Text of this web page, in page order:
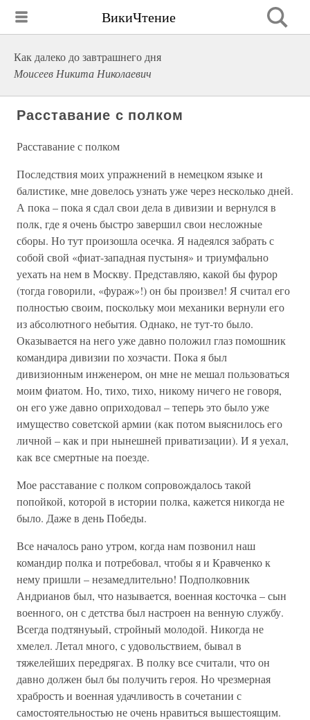
ВикиЧтение
Как далеко до завтрашнего дня
Моисеев Никита Николаевич
Расставание с полком
Расставание с полком
Последствия моих упражнений в немецком языке и
балистике, мне довелось узнать уже через несколько дней.
А пока – пока я сдал свои дела в дивизии и вернулся в
полк, где я очень быстро завершил свои несложные
сборы. Но тут произошла осечка. Я надеялся забрать с
собой свой «фиат-западная пустыня» и триумфально
уехать на нем в Москву. Представляю, какой бы фурор
(тогда говорили, «фураж»!) он бы произвел! Я считал его
полностью своим, поскольку мои механики вернули его
из абсолютного небытия. Однако, не тут-то было.
Оказывается на него уже давно положил глаз помошник
командира дивизии по хозчасти. Пока я был
дивизионным инженером, он мне не мешал пользоваться
моим фиатом. Но, тихо, тихо, никому ничего не говоря,
он его уже давно оприходовал – теперь это было уже
имущество советской армии (как потом выяснилось его
личной – как и при нынешней приватизации). И я уехал,
как все смертные на поезде.
Мое расставание с полком сопровождалось такой
попойкой, которой в истории полка, кажется никогда не
было. Даже в день Победы.
Все началось рано утром, когда нам позвонил наш
командир полка и потребовал, чтобы я и Кравченко к
нему пришли – незамедлительно! Подполковник
Андрианов был, что называется, военная косточка – сын
военного, он с детства был настроен на венную службу.
Всегда подтянуьый, стройный молодой. Никогда не
хмелел. Летал много, с удовольствием, бывал в
тяжелейших передрягах. В полку все считали, что он
давно должен был бы получить героя. Но чрезмерная
храбрость и военная удачливость в сочетании с
самостоятельностью не очень нравиться вышестоящим.